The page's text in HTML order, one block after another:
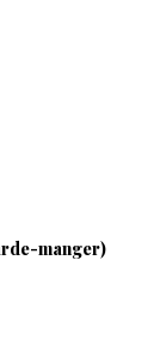
manger)